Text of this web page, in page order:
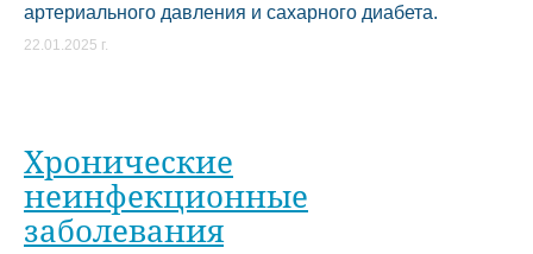
артериального давления и сахарного диабета.
22.01.2025 г.
Хронические
неинфекционные
заболевания